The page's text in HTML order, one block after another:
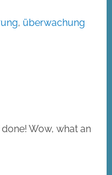
, überwachung
Wow, what an